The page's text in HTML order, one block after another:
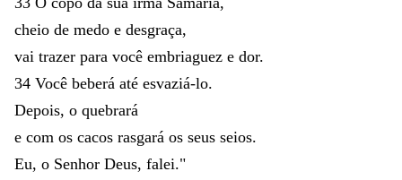
cheio de medo e desgraça,
vai trazer para você embriaguez e dor.
34 Você beberá até esvaziá-lo.
Depois, o quebrará
e com os cacos rasgará os seus seios.
Eu, o Senhor Deus, falei."